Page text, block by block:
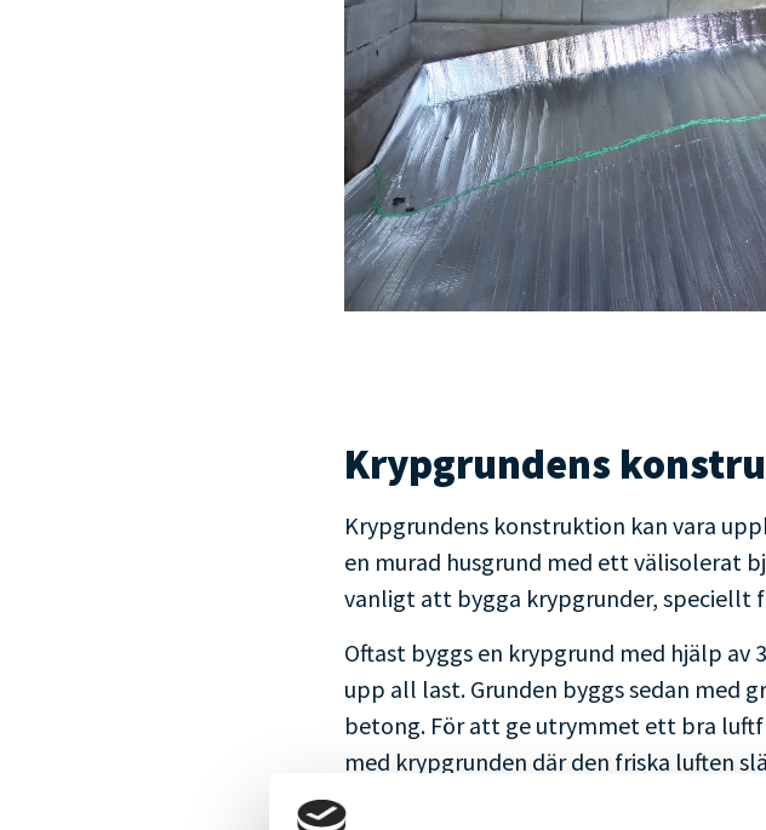
Krypgrundens
Krypgrundens konstruktion kan vara
en murad husgrund med ett välisolerat
vanligt att bygga krypgrunder, speciellt
Oftast byggs en krypgrund med hjälp
upp all last. Grunden byggs sedan med
betong. För att ge utrymmet ett bra
med krypgrunden där den friska luften